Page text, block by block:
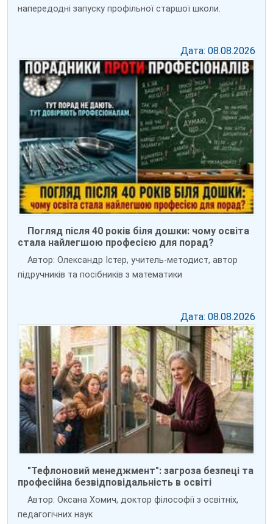
напередодні запуску профільної старшої школи.
Дата: 08.08.2026
Погляд після 40 років біля дошки: чому освіта
стала найлегшою професією для порад?
Автор: Олександр Істер, учитель-методист, автор
підручників та посібників з математики
Дата: 08.08.2026
"Тефлоновий менеджмент": загроза безпеці та
професійна безвідповідальність в освіті
Автор: Оксана Хомич, доктор філософії з освітніх,
педагогічних наук